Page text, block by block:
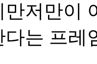
저만이
다는 프